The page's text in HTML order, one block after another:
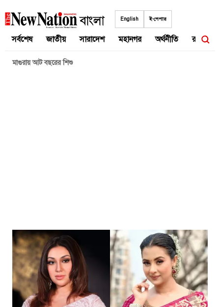
to
English ই-পেপার
সর্বশেষ জাতীয় সারাদেশ মহানগর অর্থনীতি রাজনীতি
মাগুরায় আট বছরের শিশু